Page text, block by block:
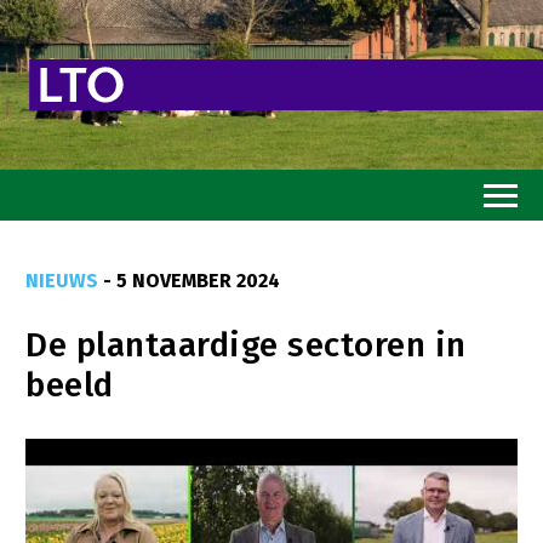
Goed eten
Mooi groen
Sterk ondernemerschap
Transitiepaden
NIEUWS - 5 NOVEMBER 2024
De plantaardige sectoren in
beeld